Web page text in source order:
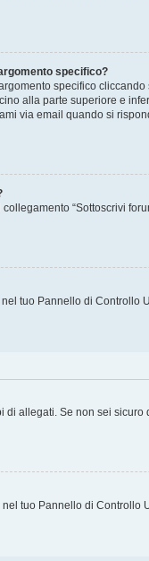
specifico?
specifico
alla parte superiore e
via email quando si
“Sottoscrivi
tuo Pannello di Controllo
allegati. Se non sei sicuro
tuo Pannello di Controllo